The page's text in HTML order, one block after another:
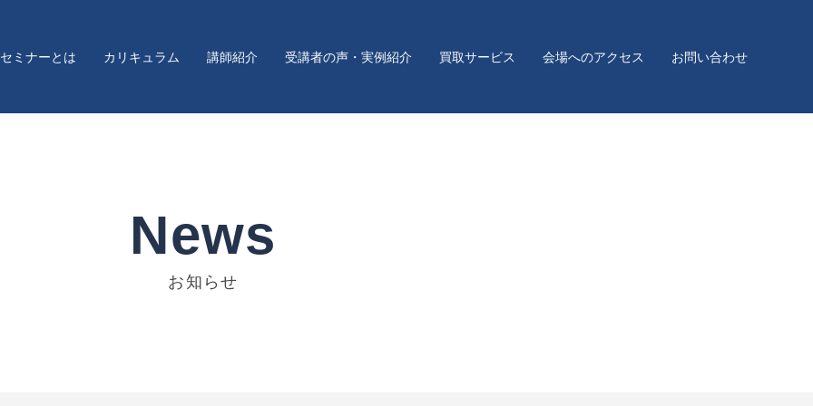
ミナーとは カリキュラム 講師紹介 受講者の声・実例紹介 買取サービス 会場へのアクセス お問い合わせ
News
お知らせ